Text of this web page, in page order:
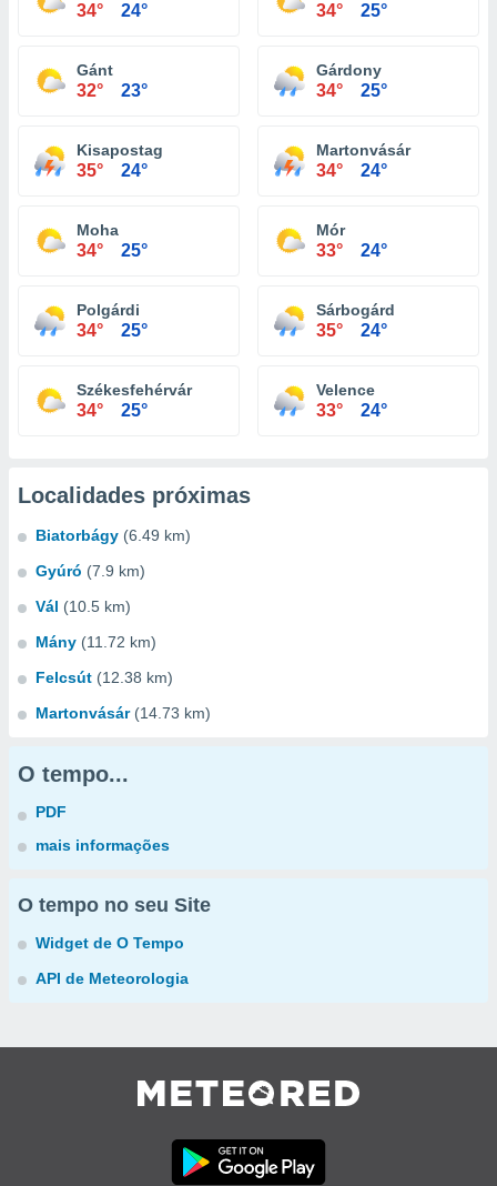
34° 24° 34° 25°
Gánt
32° 23°
Gárdony
34° 25°
Kisapostag
35° 24°
Martonvásár
34° 24°
Moha
34° 25°
Mór
33° 24°
Polgárdi
34° 25°
Sárbogárd
35° 24°
Székesfehérvár
34° 25°
Velence
33° 24°
Localidades próximas
Biatorbágy (6.49 km)
Gyúró (7.9 km)
Vál (10.5 km)
Mány (11.72 km)
Felcsút (12.38 km)
Martonvásár (14.73 km)
O tempo...
PDF
mais informações
O tempo no seu Site
Widget de O Tempo
API de Meteorologia